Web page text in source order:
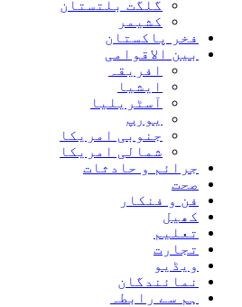
گلگت بلتستان
کشیمر
فخر پاکستان
بین الاقوامی
افریقہ
ایشیا
آسٹریلیا
یورپ
جنوبی امریکا
شمالی امریکا
جرائم و حادثات
صحت
فن و فنکار
کھیل
تعلیم
تجارت
ویڈیو
نمائندگان
ہم سے رابطہ